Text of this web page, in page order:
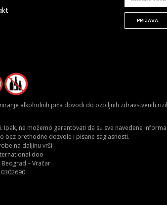
PRIJAVA
alkoholnih pića dovodi do ozbiljnih zdravstvenih
Ipak, ne možemo garantovati da su sve navedene
bez prethodne dozvole i pisane saglasnosti.
na daljinu vrši:
doo
– Vračar